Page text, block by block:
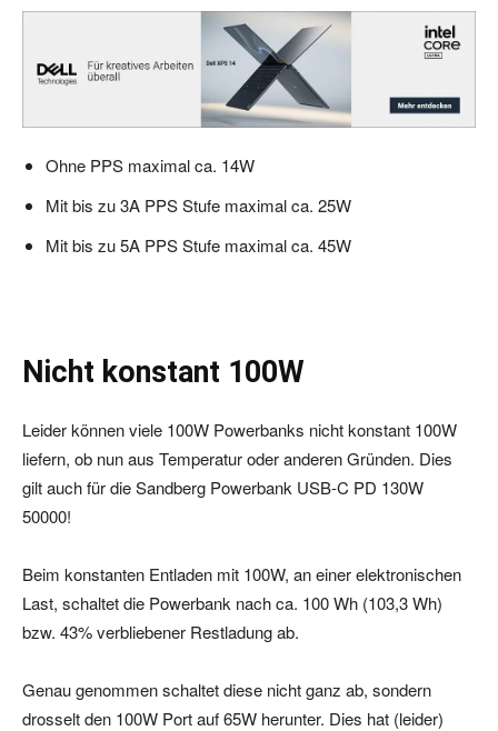
Ohne PPS maximal ca. 14W
Mit bis zu 3A PPS Stufe maximal ca. 25W
Mit bis zu 5A PPS Stufe maximal ca. 45W
Nicht konstant 100W
Leider können viele 100W Powerbanks nicht konstant 100W
liefern, ob nun aus Temperatur oder anderen Gründen. Dies
gilt auch für die Sandberg Powerbank USB-C PD 130W
50000!
Beim konstanten Entladen mit 100W, an einer elektronischen
Last, schaltet die Powerbank nach ca. 100 Wh (103,3 Wh)
bzw. 43% verbliebener Restladung ab.
Genau genommen schaltet diese nicht ganz ab, sondern
drosselt den 100W Port auf 65W herunter. Dies hat (leider)